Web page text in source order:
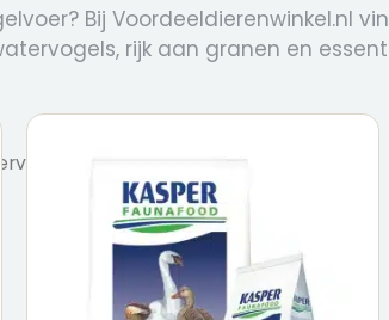
Bij Voordeeldierenwinkel.nl
rijk aan granen en